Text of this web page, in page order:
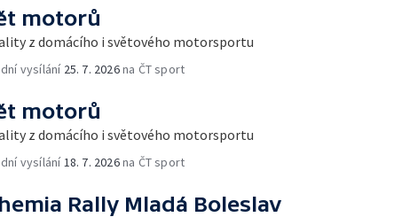
motorů
z domácího i světového motorsportu
vysílání 25. 7. 2026na ČT sport
motorů
z domácího i světového motorsportu
vysílání 18. 7. 2026na ČT sport
Rally Mladá Boleslav